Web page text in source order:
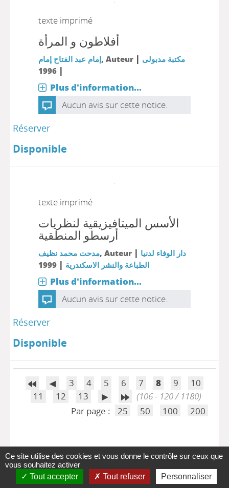
texte imprimé
أفلاطون و المرأة
إمام عبد الفتاح إمام, Auteur | مكتبة مدبولى
|
1996
Plus d'information...
Aucun avis sur cette notice.
Réserver
Disponible
texte imprimé
اﻷسس الميتافيزيقية لنظريات
أرسطو المنطقية
مدحت محمد نظيف, Auteur | دار الوفاء لدنيا
الطباعة والنشر الاسكندرية |
1999
Plus d'information...
Aucun avis sur cette notice.
Réserver
Disponible
3 4 5 6 7 8 9
10
11
12 13
(106 - 120 / 1180)
Par page :
25 50 100 200
A- A A+
Ce site utilise des cookies et vous donne le contrôle sur ceux que
vous souhaitez activer
Tout accepter
Tout refuser Personnaliser